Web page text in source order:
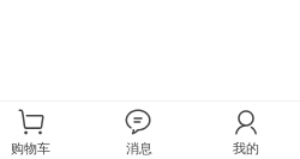
购物车 消息 我的